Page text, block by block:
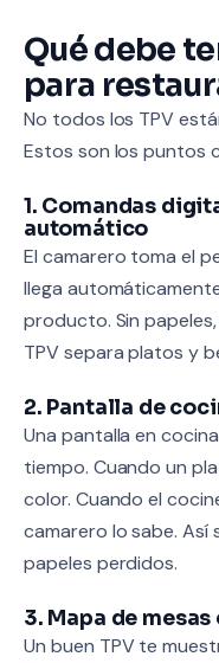
Qué debe
para
No todos los TPV
Estos son los puntos
1. Comandas
automático
El camarero toma el
llega
producto. Sin papeles,
TPV separa platos y
2. Pantalla de
Una pantalla en
tiempo. Cuando un
color. Cuando el
camarero lo sabe. Así
papeles perdidos.
3. Mapa de
Un buen TPV te